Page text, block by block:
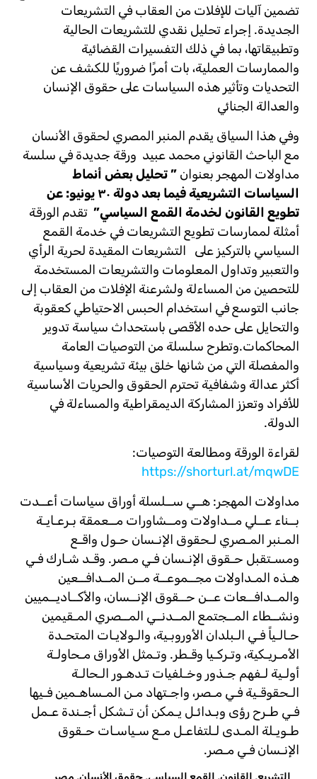
تضمين آليات للإفلات من العقاب في التشريعات
الجديدة. إجراء تحليل نقدي للتشريعات الحالية
وتطبيقاتها، بما في ذلك التفسيرات القضائية
والممارسات العملية، بات أمرًا ضروريًا للكشف عن
التحديات وتأثير هذه السياسات على حقوق الإنسان
والعدالة الجنائي
وفي هذا السياق يقدم المنبر المصري لحقوق الأنسان
مع الباحث القانوني محمد عبيد ورقة جديدة في سلسة
مداولات المهجر بعنوان ” تحليل بعض أنماط
السياسات التشريعية فيما بعد دولة ٣٠ يونيو: عن
تطويع القانون لخدمة القمع السياسي” تقدم الورقة
أمثلة لممارسات تطويع التشريعات في خدمة القمع
السياسي بالتركيز على التشريعات المقيدة لحرية الرأي
والتعبير وتداول المعلومات والتشريعات المستخدمة
للتحصين من المساءلة ولشرعنة الإفلات من العقاب إلى
جانب التوسع في استخدام الحبس الاحتياطي كعقوبة
والتحايل على حده الأقصى باستحداث سياسة تدوير
المحاكمات.وتطرح سلسلة من التوصيات العامة
والمفصلة التي من شانها خلق بيئة تشريعية وسياسية
أكثر عدالة وشفافية تحترم الحقوق والحريات الأساسية
للأفراد وتعزز المشاركة الديمقراطية والمساءلة في
الدولة.
لقراءة الورقة ومطالعة التوصيات:
https://shorturl.at/mqwDE
مداولات المهجر: هــي ســلسلة أوراق سياسات أعــدت
بــناء عــلي مــداولات ومــشاورات مــعمقة بـرعـايـة
المـنبر المـصري لـحقوق الإنـسان حـول واقـع
ومسـتقبل حـقوق الإنـسان فـي مـصر. وقـد شـارك فـي
هـذه المـداولات مجــموعــة مــن المــدافــعين
والمــدافــعات عــن حــقوق الإنــسان، والأكــاديــميين
ونشــطاء المــجتمع المــدنــي المــصري المـقيمين
حـالـياً فـي الـبلدان الأوروبـية، والـولايـات المتحـدة
الأمـريـكية، وتـركـيا وقـطر. وتـمثل الأوراق مـحاولـة
أولـية لـفهم جـذور وخـلفيات تـدهـور الـحالـة
الـحقوقـية فـي مـصر، واجـتهاد مـن المـساهـمين فـيها
فـي طـرح رؤى وبـدائـل يـمكن أن تـشكل أجـندة عـمل
طـويـلة المـدى لـلتفاعـل مـع سـياسـات حـقوق
الإنـسان فـي مـصر.